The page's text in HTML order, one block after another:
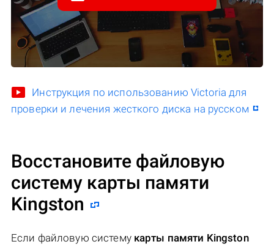
Инструкция по использованию Victoria для
проверки и лечения жесткого диска на русском
Восстановите файловую
систему карты памяти
Kingston
Если файловую систему карты памяти Kingston